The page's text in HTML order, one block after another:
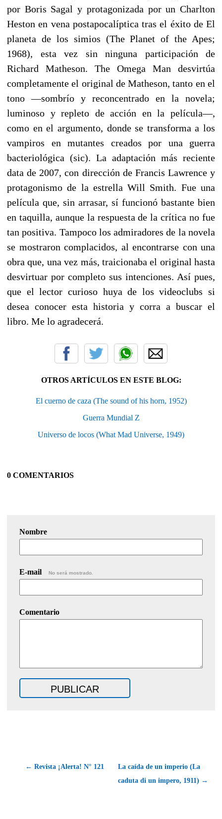
por Boris Sagal y protagonizada por un Charlton
Heston en vena postapocalíptica tras el éxito de El
planeta de los simios (The Planet of the Apes;
1968), esta vez sin ninguna participación de
Richard Matheson. The Omega Man desvirtúa
completamente el original de Matheson, tanto en el
tono —sombrío y reconcentrado en la novela;
luminoso y repleto de acción en la película—,
como en el argumento, donde se transforma a los
vampiros en mutantes creados por una guerra
bacteriológica (sic). La adaptación más reciente
data de 2007, con dirección de Francis Lawrence y
protagonismo de la estrella Will Smith. Fue una
película que, sin arrasar, sí funcionó bastante bien
en taquilla, aunque la respuesta de la crítica no fue
tan positiva. Tampoco los admiradores de la novela
se mostraron complacidos, al encontrarse con una
obra que, una vez más, traicionaba el original hasta
desvirtuar por completo sus intenciones. Así pues,
que el lector curioso huya de los videoclubs si
desea conocer esta historia y corra a buscar el
libro. Me lo agradecerá.
OTROS ARTÍCULOS EN ESTE BLOG:
El cuerno de caza (The sound of his horn, 1952)
Guerra Mundial Z
Universo de locos (What Mad Universe, 1949)
0 COMENTARIOS
Nombre
E-mail No será mostrado.
Comentario
← Revista ¡Alerta! N° 121
La caída de un imperio (La
caduta di un impero, 1911) →